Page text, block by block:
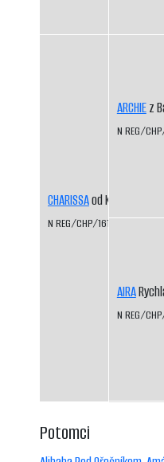
CHARISSAod Kamenité říčky
N REG/CHP/1615/12/14
ARCHIEz
N REG/
AIRA
N REG/
Potomci